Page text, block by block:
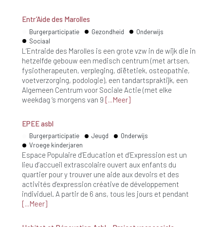
Entr’Aide des Marolles
Burgerparticipatie Gezondheid
Onderwijs
Sociaal
L’Entraide des Marolles is een grote vzw in de wijk die in
hetzelfde gebouw een medisch centrum (met artsen,
fysiotherapeuten, verpleging, diëtetiek, osteopathie,
voetverzorging, podologie), een tandartspraktijk, een
Algemeen Centrum voor Sociale Actie (met elke
weekdag ‘s morgens van 9
Meer
EPEE asbl
Burgerparticipatie Jeugd
Onderwijs
Vroege kinderjaren
Espace Populaire d’Education et d’Expression est un
lieu d’accueil extrascolaire ouvert aux enfants du
quartier pour y trouver une aide aux devoirs et des
activités d’expression créative de développement
individuel. A partir de 6 ans, tous les jours et pendant
Meer